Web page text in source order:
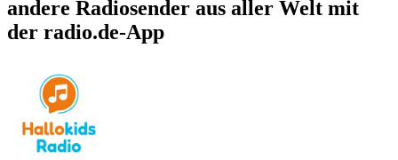
andere Radiosender aus aller Welt mit
der radio.de-App